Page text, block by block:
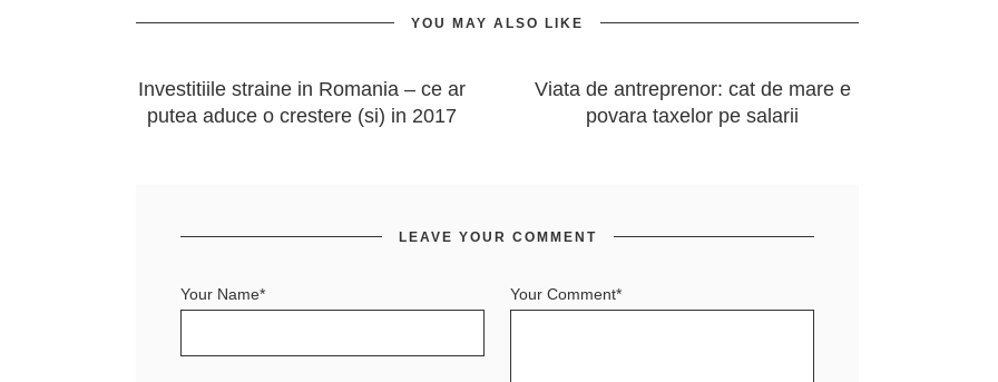
YOU MAY ALSO LIKE
Investitiile straine in Romania – ce ar
putea aduce o crestere (si) in 2017
Viata de antreprenor: cat de mare e
povara taxelor pe salarii
LEAVE YOUR COMMENT
Your Comment*
Your Name*